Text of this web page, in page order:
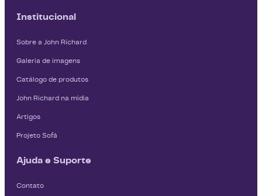
Institucional
Sobre a John Richard
Galeria de imagens
Catálogo de produtos
John Richard na mídia
Artigos
Projeto Sofá
Ajuda e Suporte
Contato